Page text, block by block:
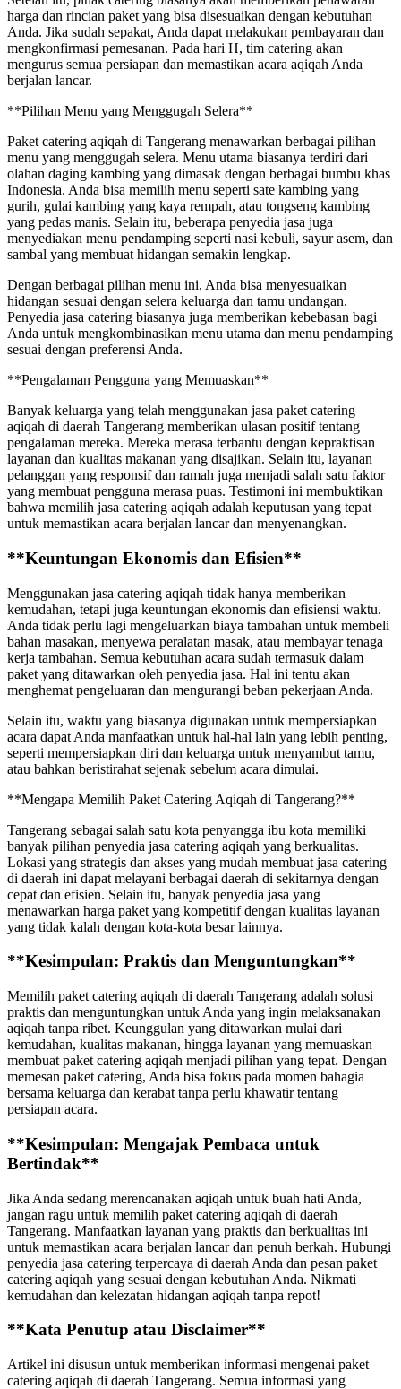
harga dan rincian paket yang bisa disesuaikan dengan kebutuhan
Anda. Jika sudah sepakat, Anda dapat melakukan pembayaran dan
mengkonfirmasi pemesanan. Pada hari H, tim catering akan
mengurus semua persiapan dan memastikan acara aqiqah Anda
berjalan lancar.
**Pilihan Menu yang Menggugah Selera**
Paket catering aqiqah di Tangerang menawarkan berbagai pilihan
menu yang menggugah selera. Menu utama biasanya terdiri dari
olahan daging kambing yang dimasak dengan berbagai bumbu khas
Indonesia. Anda bisa memilih menu seperti sate kambing yang
gurih, gulai kambing yang kaya rempah, atau tongseng kambing
yang pedas manis. Selain itu, beberapa penyedia jasa juga
menyediakan menu pendamping seperti nasi kebuli, sayur asem, dan
sambal yang membuat hidangan semakin lengkap.
Dengan berbagai pilihan menu ini, Anda bisa menyesuaikan
hidangan sesuai dengan selera keluarga dan tamu undangan.
Penyedia jasa catering biasanya juga memberikan kebebasan bagi
Anda untuk mengkombinasikan menu utama dan menu pendamping
sesuai dengan preferensi Anda.
**Pengalaman Pengguna yang Memuaskan**
Banyak keluarga yang telah menggunakan jasa paket catering
aqiqah di daerah Tangerang memberikan ulasan positif tentang
pengalaman mereka. Mereka merasa terbantu dengan kepraktisan
layanan dan kualitas makanan yang disajikan. Selain itu, layanan
pelanggan yang responsif dan ramah juga menjadi salah satu faktor
yang membuat pengguna merasa puas. Testimoni ini membuktikan
bahwa memilih jasa catering aqiqah adalah keputusan yang tepat
untuk memastikan acara berjalan lancar dan menyenangkan.
**Keuntungan Ekonomis dan Efisien**
Menggunakan jasa catering aqiqah tidak hanya memberikan
kemudahan, tetapi juga keuntungan ekonomis dan efisiensi waktu.
Anda tidak perlu lagi mengeluarkan biaya tambahan untuk membeli
bahan masakan, menyewa peralatan masak, atau membayar tenaga
kerja tambahan. Semua kebutuhan acara sudah termasuk dalam
paket yang ditawarkan oleh penyedia jasa. Hal ini tentu akan
menghemat pengeluaran dan mengurangi beban pekerjaan Anda.
Selain itu, waktu yang biasanya digunakan untuk mempersiapkan
acara dapat Anda manfaatkan untuk hal-hal lain yang lebih penting,
seperti mempersiapkan diri dan keluarga untuk menyambut tamu,
atau bahkan beristirahat sejenak sebelum acara dimulai.
**Mengapa Memilih Paket Catering Aqiqah di Tangerang?**
Tangerang sebagai salah satu kota penyangga ibu kota memiliki
banyak pilihan penyedia jasa catering aqiqah yang berkualitas.
Lokasi yang strategis dan akses yang mudah membuat jasa catering
di daerah ini dapat melayani berbagai daerah di sekitarnya dengan
cepat dan efisien. Selain itu, banyak penyedia jasa yang
menawarkan harga paket yang kompetitif dengan kualitas layanan
yang tidak kalah dengan kota-kota besar lainnya.
**Kesimpulan: Praktis dan Menguntungkan**
Memilih paket catering aqiqah di daerah Tangerang adalah solusi
praktis dan menguntungkan untuk Anda yang ingin melaksanakan
aqiqah tanpa ribet. Keunggulan yang ditawarkan mulai dari
kemudahan, kualitas makanan, hingga layanan yang memuaskan
membuat paket catering aqiqah menjadi pilihan yang tepat. Dengan
memesan paket catering, Anda bisa fokus pada momen bahagia
bersama keluarga dan kerabat tanpa perlu khawatir tentang
persiapan acara.
**Kesimpulan: Mengajak Pembaca untuk
Bertindak**
Jika Anda sedang merencanakan aqiqah untuk buah hati Anda,
jangan ragu untuk memilih paket catering aqiqah di daerah
Tangerang. Manfaatkan layanan yang praktis dan berkualitas ini
untuk memastikan acara berjalan lancar dan penuh berkah. Hubungi
penyedia jasa catering terpercaya di daerah Anda dan pesan paket
catering aqiqah yang sesuai dengan kebutuhan Anda. Nikmati
kemudahan dan kelezatan hidangan aqiqah tanpa repot!
**Kata Penutup atau Disclaimer**
Artikel ini disusun untuk memberikan informasi mengenai paket
catering aqiqah di daerah Tangerang. Semua informasi yang